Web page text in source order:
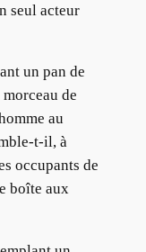
seul acteur
un pan de
de
au
t-il, à
occupants de
boîte aux